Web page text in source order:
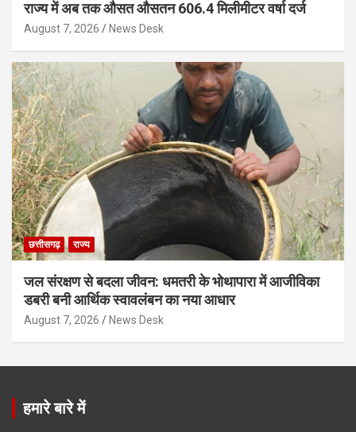
राज्य में अब तक औसत औसतन 606.4 मिलीमीटर वर्षा दर्ज
August 7, 2026 News Desk
छत्तीसगढ़ राज्य
जल संरक्षण से बदला जीवन: धमतरी के भोथापारा में आजीविका
डबरी बनी आर्थिक स्वावलंबन का नया आधार
August 7, 2026 News Desk
हमारे बारे में